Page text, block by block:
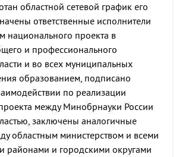
областной сетевой график его
ответственные исполнители
национального проекта в
и профессионального
и во всех муниципальных
образованием, подписано
по реализации
между Минобрнауки России
заключены аналогичные
областным министерством и всеми
районами и городскими округами